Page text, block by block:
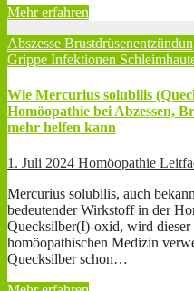
Mehr erfahren
Abszesse
Grippe Infektionen
Wie Mercurius solubilis
Homöopathie bei Abzessen,
mehr helfen kann
1. Juli 2024 Homöopathie
Mercurius solubilis, auch
bedeutender Wirkstoff in der
Quecksilber(I)-oxid, wird dieser
homöopathischen Medizin
Quecksilber schon…